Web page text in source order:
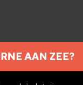
AAN ZEE?